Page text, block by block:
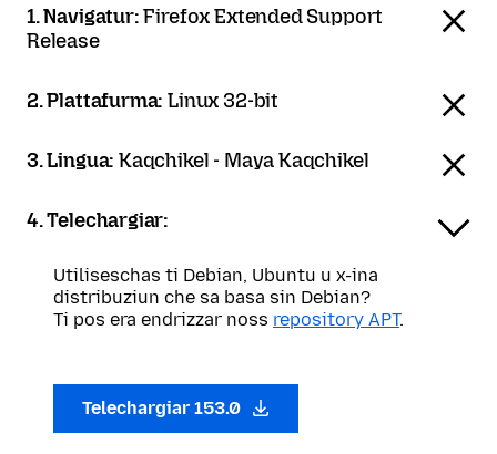
1. Navigatur:Firefox Extended Support
Release
2. Plattafurma:Linux 32-bit
3. Lingua:Kaqchikel - Maya Kaqchikel
4. Telechargiar:
Utiliseschas ti Debian, Ubuntu u x-ina
distribuziun che sa basa sin Debian?
Ti pos era endrizzar noss repository APT.
Telechargiar 153.0